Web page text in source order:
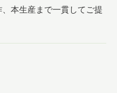
本生産まで一貫してご提